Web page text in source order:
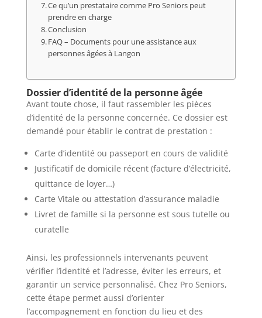
Ce qu’un prestataire comme Pro Seniors peut
prendre en charge
Conclusion
FAQ – Documents pour une assistance aux
personnes âgées à Langon
Dossier d’identité de la personne âgée
Avant toute chose, il faut rassembler les pièces
d’identité de la personne concernée. Ce dossier est
demandé pour établir le contrat de prestation :
Carte d’identité ou passeport en cours de validité
Justificatif de domicile récent (facture d’électricité,
quittance de loyer…)
Carte Vitale ou attestation d’assurance maladie
Livret de famille si la personne est sous tutelle ou
curatelle
Ainsi, les professionnels intervenants peuvent
vérifier l’identité et l’adresse, éviter les erreurs, et
garantir un service personnalisé. Chez Pro Seniors,
cette étape permet aussi d’orienter
l’accompagnement en fonction du lieu et des